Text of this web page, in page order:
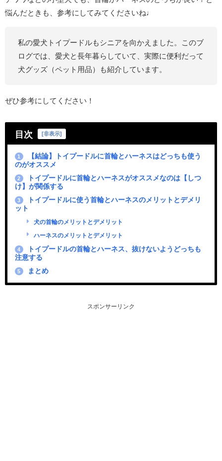
悩んだときも、参考にしてみてくださいね♩
私の愛犬トイプードルもシニアを向かえました。このブ
ログでは、愛犬と長年暮らしていて、実際に便利だって
犬グッズ（ペット用品）も紹介しています。
ぜひ参考にしてください！
目次 非表示
1
【結論】トイプードルに首輪とハーネスはどっちも使う
のがオススメ
2
トイプードルに首輪とハーネスがオススメなのは【しつ
け】が関係する
3
トイプードルに使う首輪とハーネスのメリットとデメリ
ット
犬の首輪のメリットとデメリット
ハーネスのメリットとデメリット
4
トイプードルの首輪とハーネス、抜けないようどっちも
注意する
5 まとめ
スポンサーリンク